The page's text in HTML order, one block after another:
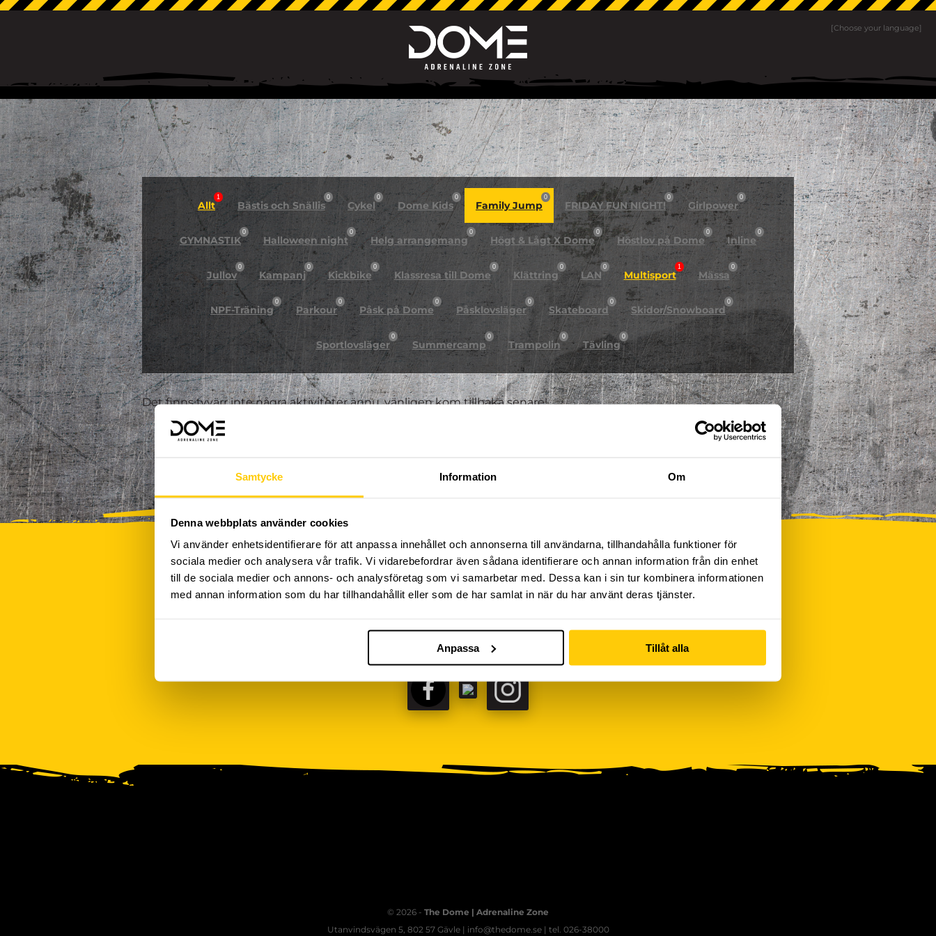
Samtycke Information Om
Denna webbplats använder cookies
Vi använder enhetsidentifierare för att anpassa innehållet och annonserna till användarna, tillhandahålla funktioner för
sociala medier och analysera vår trafik. Vi vidarebefordrar även sådana identifierare och annan information från din enhet
till de sociala medier och annons- och analysföretag som vi samarbetar med. Dessa kan i sin tur kombinera informationen
med annan information som du har tillhandahållit eller som de har samlat in när du har använt deras tjänster.
Anpassa Tillåt alla
[Choose your language]
Allt
1
Bästis och Snällis
0
Cykel
0
Dome Kids
0
Family Jump
0
FRIDAY FUN NIGHT!
0
Girlpower
0
GYMNASTIK
0
Halloween night
0
Helg arrangemang
0
Högt & Lågt X Dome
0
Höstlov på Dome
0
Inline
0
Jullov
0
Kampanj
0
Kickbike
0
Klassresa till Dome
0
Klättring
0
LAN
0
Multisport
1
Mässa
0
NPF-Träning
0
Parkour
0
Påsk på Dome
0
Påsklovsläger
0
Skateboard
0
Skidor/Snowboard
0
Sportlovsläger
0
Summercamp
0
Trampolin
0
Tävling
0
Det finns tyvärr inte några aktiviteter ännu, vänligen kom tillbaka senare!
FÖLJ OSS PÅ SOCIALA MEDIER
FACEBOOKTIKTOK
© 2026 - The Dome | Adrenaline Zone
Utanvindsvägen 5, 802 57 Gävle | info@thedome.se | tel. 026-38000